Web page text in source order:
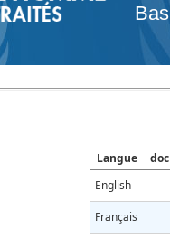
Langue doc
English
Français